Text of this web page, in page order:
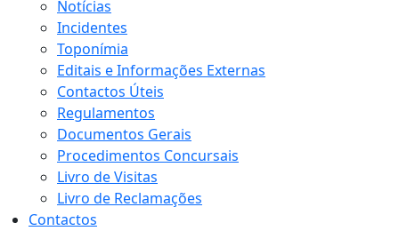
Notícias
Incidentes
Toponímia
Editais e Informações Externas
Contactos Úteis
Regulamentos
Documentos Gerais
Procedimentos Concursais
Livro de Visitas
Livro de Reclamações
Contactos